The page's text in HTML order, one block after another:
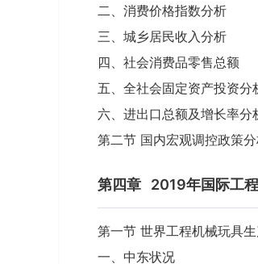
二、消费价格指数分析
三、城乡居民收入分析
四、社会消费品零售总额
五、全社会固定资产投资分
六、进出口总额及增长率分
第二节 国内宏观调控政策
第四章 2019年国际工
第一节 世界工程机械玩具
一、中东状况